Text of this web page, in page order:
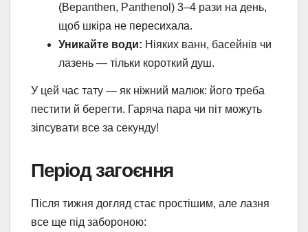
(Bepanthen, Panthenol) 3–4 рази на день,
щоб шкіра не пересихала.
Уникайте води: Ніяких ванн, басейнів чи
лазень — тільки короткий душ.
У цей час тату — як ніжний малюк: його треба
пестити й берегти. Гаряча пара чи піт можуть
зіпсувати все за секунду!
Період загоєння
Після тижня догляд стає простішим, але лазня
все ще під забороною: